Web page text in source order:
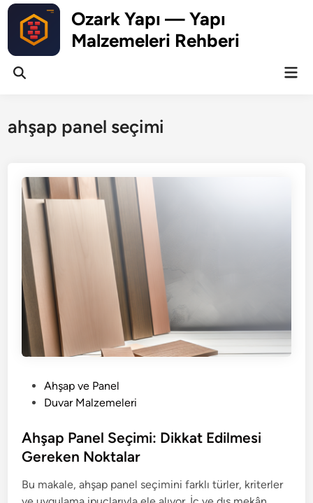
Skip
content
Ozark Yapı — Yapı
Malzemeleri Rehberi
Open
ahşap panel seçimi
t
e
i
Ahşap ve Panel
Duvar Malzemeleri
Ahşap Panel Seçimi: Dikkat Edilmesi
Gereken Noktalar
Bu makale, ahşap panel seçimini farklı türler, kriterler